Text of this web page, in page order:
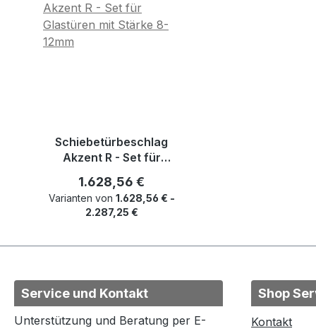
Schiebetürbeschlag
Akzent R - Set für
12mm
Regulärer Preis:
1.628,56 €
Varianten von 1.628,56 € -
2.287,25 €
Service und Kontakt
Unterstützung und Beratung per E-
Shop
Kontakt